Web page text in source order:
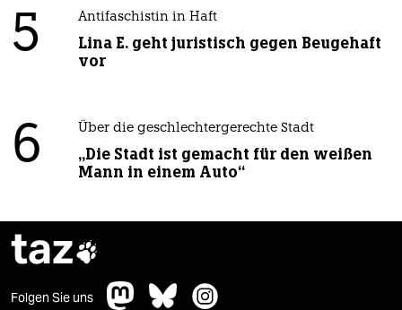
5 Antifaschistin in Haft
Lina E. geht juristisch gegen Beugehaft
vor
6 Über die geschlechtergerechte Stadt
„Die Stadt ist gemacht für den weißen
Mann in einem Auto“
taz
Folgen Sie uns